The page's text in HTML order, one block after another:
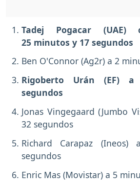
Tadej Pogacar
25 minutos y 17 segundos
Ben O'Connor (Ag2r) a 2
Rigoberto Urán (EF)
segundos
Jonas Vingegaard (Jumbo
32 segundos
Richard Carapaz
segundos
Enric Mas (Movistar) a 5